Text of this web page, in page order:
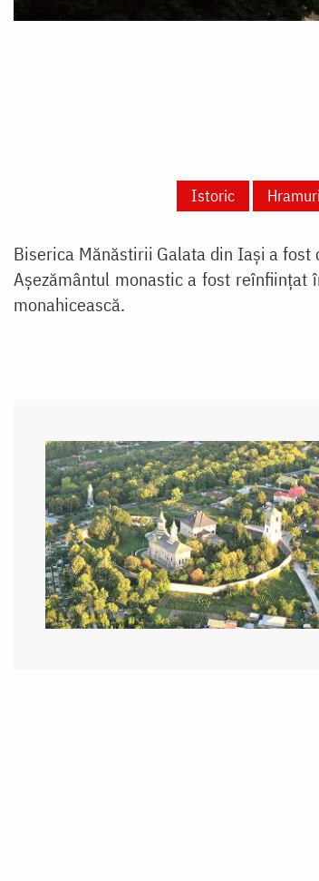
Istoric Hramuri
Biserica Mănăstirii Galata din Iaşi a
Aşezământul monastic a fost reînfiinţat
monahicească.